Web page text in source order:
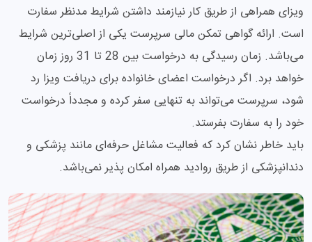
ویزای همراهی از طریق کار نیازمند داشتن شرایط مدنظر سفارت
است. ارائه گواهی تمکن مالی سرپرست یکی از اصلی‌ترین شرایط
می‌باشد. زمان رسیدگی به درخواست بین 28 تا 31 روز زمان
خواهد برد. اگر درخواست اعضای خانواده برای دریافت ویزا رد
شود، سرپرست می‌تواند به تنهایی سفر کرده و مجدداً درخواست
خود را به سفارت بفرستد.
باید خاطر نشان کرد که فعالیت مشاغل حرفه‌ای مانند پزشکی و
دندانپزشکی از طریق روادید همراه امکان پذیر نمی‌باشد.